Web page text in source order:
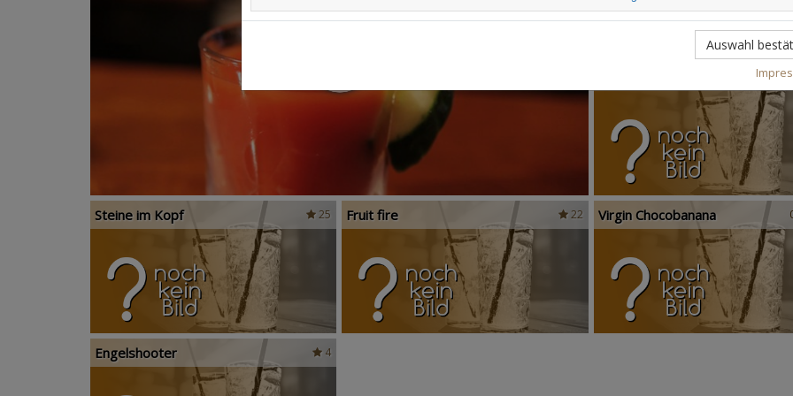
25
Steine im Kopf 22
Fruit fire Virgin Chocobanana
4
Engelshooter
Auswahl